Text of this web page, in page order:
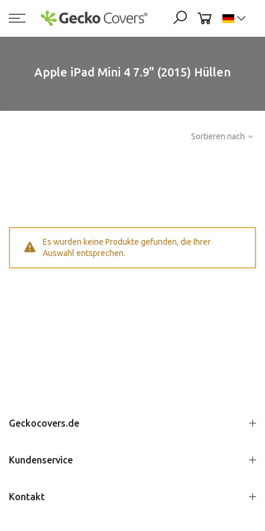
Inhalt
springen
Apple iPad Mini 4 7.9" (2015) Hüllen
Sortieren nach
Es wurden keine Produkte gefunden, die Ihrer
Auswahl entsprechen.
Geckocovers.de
Kundenservice
Kontakt